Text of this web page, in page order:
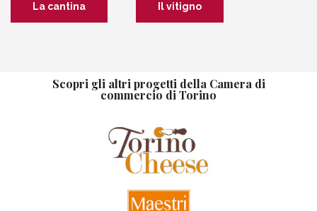
La cantina Il vitigno
Scopri gli altri progetti della Camera di
commercio di Torino